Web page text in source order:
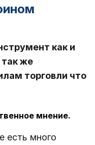
как и
же
торговли что
мнение.
есть много